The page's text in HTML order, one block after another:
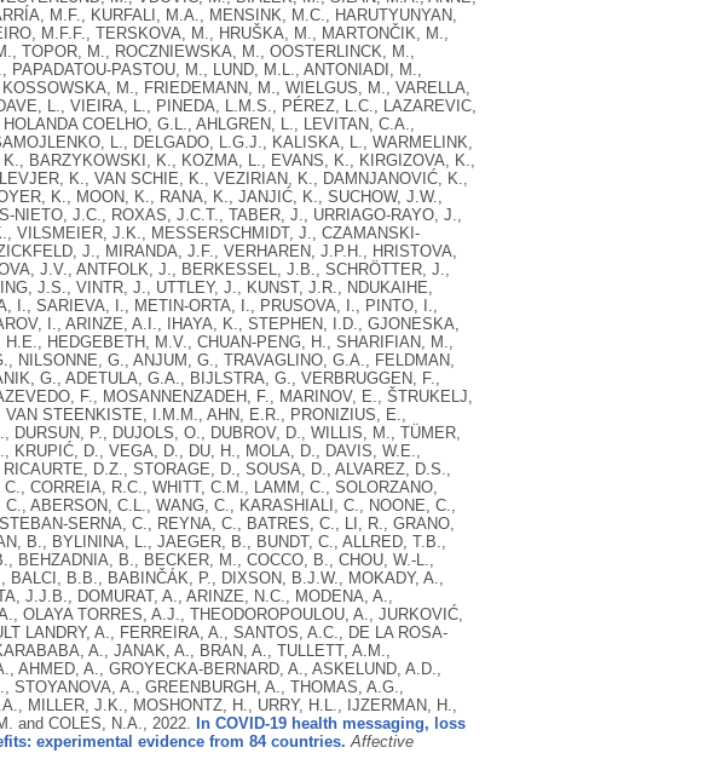
M.F., KURFALI, M.A., MENSINK, M.C., HARUTYUNYAN,
M.F.F., TERSKOVA, M., HRUŠKA, M., MARTONČIK, M.,
TOPOR, M., ROCZNIEWSKA, M., OOSTERLINCK, M.,
PASTOU, M., LUND, M.L., ANTONIADI, M.,
M., FRIEDEMANN, M., WIELGUS, M., VARELLA,
L., VIEIRA, L., PINEDA, L.M.S., PÉREZ, L.C., LAZAREVIC,
COELHO, G.L., AHLGREN, L., LEVITAN, C.A.,
L., DELGADO, L.G.J., KALISKA, L., WARMELINK,
BARZYKOWSKI, K., KOZMA, L., EVANS, K., KIRGIZOVA, K.,
K., VAN SCHIE, K., VEZIRIAN, K., DAMNJANOVIĆ, K.,
K., MOON, K., RANA, K., JANJIĆ, K., SUCHOW, J.W.,
J.C., ROXAS, J.C.T., TABER, J., URRIAGO-RAYO, J.,
VILSMEIER, J.K., MESSERSCHMIDT, J., CZAMANSKI-
J., MIRANDA, J.F., VERHAREN, J.P.H., HRISTOVA,
J.V., ANTFOLK, J., BERKESSEL, J.B., SCHRÖTTER, J.,
J.S., VINTR, J., UTTLEY, J., KUNST, J.R., NDUKAIHE,
I., SARIEVA, I., METIN-ORTA, I., PRUSOVA, I., PINTO, I.,
I., ARINZE, A.I., IHAYA, K., STEPHEN, I.D., GJONESKA,
HEDGEBETH, M.V., CHUAN-PENG, H., SHARIFIAN, M.,
G., ANJUM, G., TRAVAGLINO, G.A., FELDMAN,
G., ADETULA, G.A., BIJLSTRA, G., VERBRUGGEN, F.,
F., MOSANNENZADEH, F., MARINOV, E., ŠTRUKELJ,
STEENKISTE, I.M.M., AHN, E.R., PRONIZIUS, E.,
P., DUJOLS, O., DUBROV, D., WILLIS, M., TÜMER,
D., VEGA, D., DU, H., MOLA, D., DAVIS, W.E.,
D.Z., STORAGE, D., SOUSA, D., ALVAREZ, D.S.,
CORREIA, R.C., WHITT, C.M., LAMM, C., SOLORZANO,
ABERSON, C.L., WANG, C., KARASHIALI, C., NOONE, C.,
SERNA, C., REYNA, C., BATRES, C., LI, R., GRANO,
B., BYLININA, L., JAEGER, B., BUNDT, C., ALLRED, T.B.,
BEHZADNIA, B., BECKER, M., COCCO, B., CHOU, W.-L.,
B.B., BABINČÁK, P., DIXSON, B.J.W., MOKADY, A.,
J.J.B., DOMURAT, A., ARINZE, N.C., MODENA, A.,
OLAYA TORRES, A.J., THEODOROPOULOU, A., JURKOVIĆ,
LANDRY, A., FERREIRA, A., SANTOS, A.C., DE LA ROSA-
A., JANAK, A., BRAN, A., TULLETT, A.M.,
A., GROYECKA-BERNARD, A., ASKELUND, A.D.,
A., GREENBURGH, A., THOMAS, A.G.,
MILLER, J.K., MOSHONTZ, H., URRY, H.L., IJZERMAN, H.,
and COLES, N.A., 2022.
In COVID-19 health messaging, loss
experimental evidence from 84 countries. Affective